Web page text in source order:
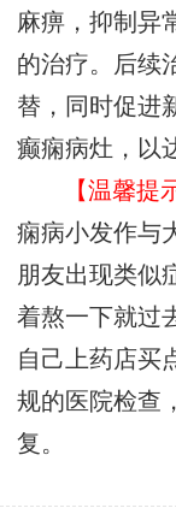
麻痹，抑制异
的治疗。后续
替，同时促进
癫痫病灶，以
【温馨提
痫病小发作与
朋友出现类似
着熬一下就过
自己上药店买
规的医院检查
复。